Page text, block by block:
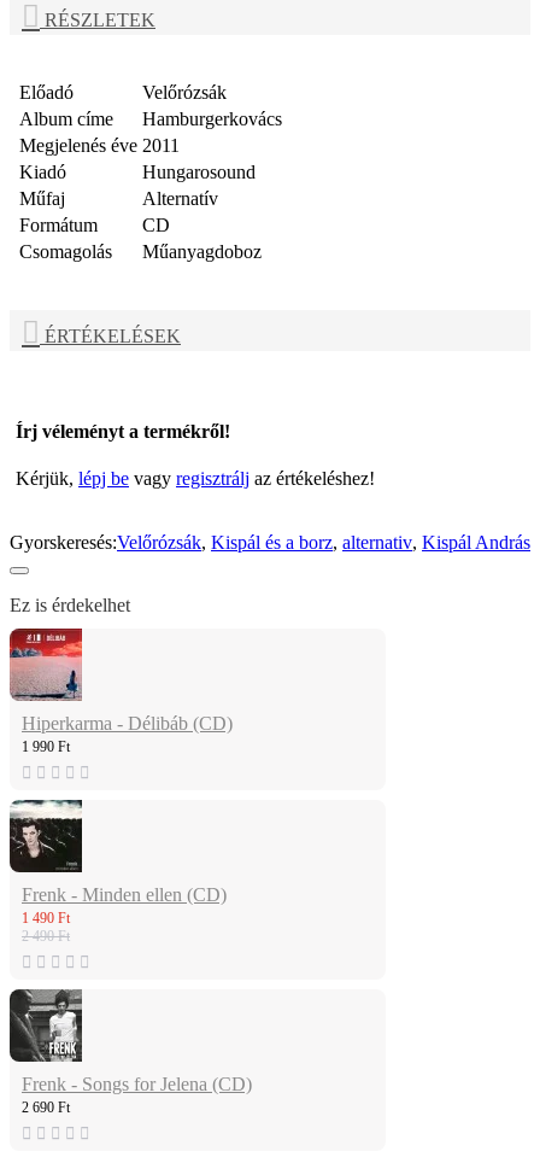
RÉSZLETEK
Előadó
Velőrózsák
Album címe
Hamburgerkovács
Megjelenés éve 2011
Kiadó
Hungarosound
Műfaj
Alternatív
Formátum
CD
Csomagolás
Műanyagdoboz
ÉRTÉKELÉSEK
Írj véleményt a termékről!
Kérjük, lépj be vagy regisztrálj az értékeléshez!
Gyorskeresés:Velőrózsák, Kispál és a borz, alternativ, Kispál András
Ez is érdekelhet
Hiperkarma - Délibáb (CD)
1 990 Ft
Frenk - Minden ellen (CD)
1 490 Ft
2 490 Ft
Frenk - Songs for Jelena (CD)
2 690 Ft